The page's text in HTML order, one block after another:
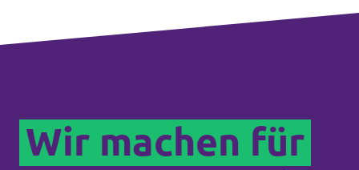
Wir machen für